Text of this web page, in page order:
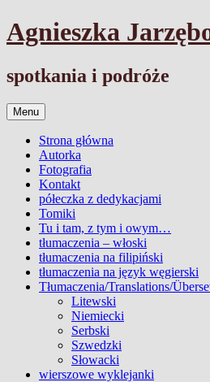
Przejdź
do
Agnieszka
spotkania i podróże
Menu
Strona główna
Autorka
Fotografia
Kontakt
półeczka z dedykacjami
Tomiki
Tu i tam, z tym i owym…
tłumaczenia – włoski
tłumaczenia na filipiński
tłumaczenia na język węgierski
Tłumaczenia/Translations/
Litewski
Niemiecki
Serbski
Szwedzki
Słowacki
wierszowe wyklejanki